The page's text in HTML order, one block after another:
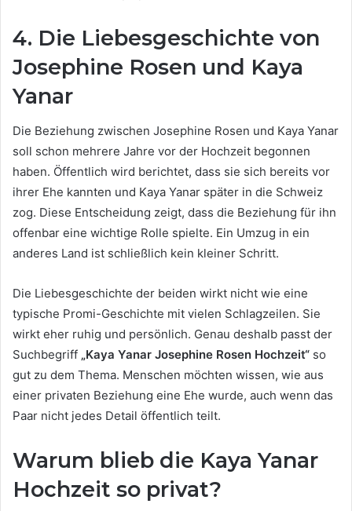
4. Die Liebesgeschichte von
Josephine Rosen und Kaya
Yanar
Die Beziehung zwischen Josephine Rosen und Kaya Yanar
soll schon mehrere Jahre vor der Hochzeit begonnen
haben. Öffentlich wird berichtet, dass sie sich bereits vor
ihrer Ehe kannten und Kaya Yanar später in die Schweiz
zog. Diese Entscheidung zeigt, dass die Beziehung für ihn
offenbar eine wichtige Rolle spielte. Ein Umzug in ein
anderes Land ist schließlich kein kleiner Schritt.
Die Liebesgeschichte der beiden wirkt nicht wie eine
typische Promi-Geschichte mit vielen Schlagzeilen. Sie
wirkt eher ruhig und persönlich. Genau deshalb passt der
Suchbegriff „Kaya Yanar Josephine Rosen Hochzeit“ so
gut zu dem Thema. Menschen möchten wissen, wie aus
einer privaten Beziehung eine Ehe wurde, auch wenn das
Paar nicht jedes Detail öffentlich teilt.
Warum blieb die Kaya Yanar
Hochzeit so privat?